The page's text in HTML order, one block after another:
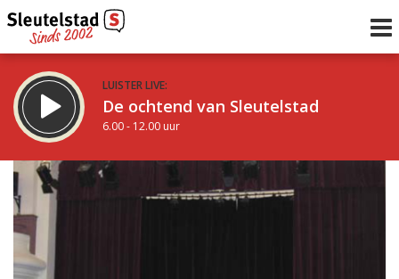
LUISTER LIVE:
De ochtend van Sleutelstad
6.00 - 12.00 uur
STRAKS:
De middag van Sleutelstad
12.00 - 18.00 uur
Vorig uur
Inklappen